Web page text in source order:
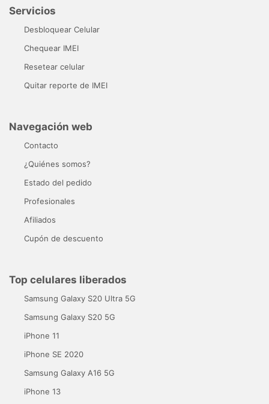
Servicios
Desbloquear Celular
Chequear IMEI
Resetear celular
Quitar reporte de IMEI
Navegación web
Contacto
¿Quiénes somos?
Estado del pedido
Profesionales
Afiliados
Cupón de descuento
Top celulares liberados
Samsung Galaxy S20 Ultra 5G
Samsung Galaxy S20 5G
iPhone 11
iPhone SE 2020
Samsung Galaxy A16 5G
iPhone 13